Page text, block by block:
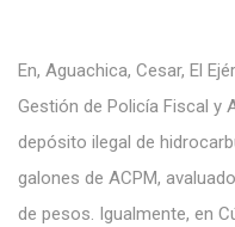
En, Aguachica, Cesar, El
Gestión de Policía Fiscal y
depósito ilegal de
galones de ACPM,
de pesos. Igualmente, en